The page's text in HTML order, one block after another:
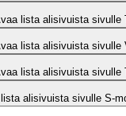
lista alisivuista sivulle
lista alisivuista sivulle
lista alisivuista sivulle
alisivuista sivulle S-